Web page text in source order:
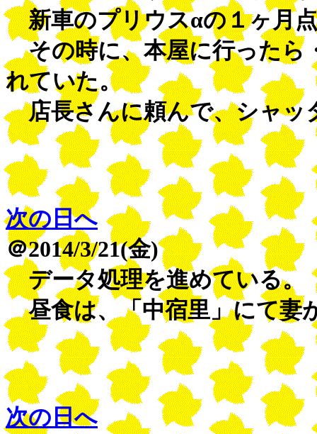
新車のプリウスαの１ヶ月
その時に、本屋に行ったら
れていた。
店長さんに頼んで、シャッ
次の日へ
＠2014/3/21(金)
データ処理を進めている。
昼食は、「中宿里」にて妻
次の日へ